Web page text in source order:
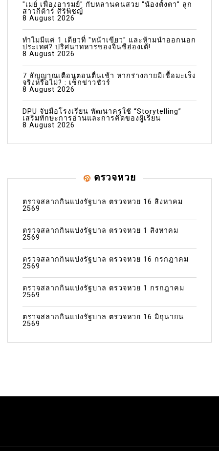
"เมย์ เฟื่องอารมย์" กับหลานคนสวย "น้องตั้งตา" ลูก
สาวกีต้าร์ ศิริพิชญ์
8 August 2026
ทำไมมีแค่ 1 เดียวที่ "หน้าเขียว" และห้ามนำออกนอก
ประเทศ? ปริศนาทหารของจิ๋นซีฮ่องเต้!
8 August 2026
7 สัญญาณเตือนตอนตื่นเช้า หากร่างกายมีเชื้อมะเร็ง
จริงหรือไม่? : เช็กข่าวชัวร์
8 August 2026
DPU จับมือโรงเรียน พัฒนาครูใช้ “Storytelling”
เสริมทักษะการอ่านและการคิดของผู้เรียน
8 August 2026
ตรวจหวย
ตรวจสลากกินแบ่งรัฐบาล ตรวจหวย 16 สิงหาคม
2569
ตรวจสลากกินแบ่งรัฐบาล ตรวจหวย 1 สิงหาคม
2569
ตรวจสลากกินแบ่งรัฐบาล ตรวจหวย 16 กรกฎาคม
2569
ตรวจสลากกินแบ่งรัฐบาล ตรวจหวย 1 กรกฎาคม
2569
ตรวจสลากกินแบ่งรัฐบาล ตรวจหวย 16 มิถุนายน
2569